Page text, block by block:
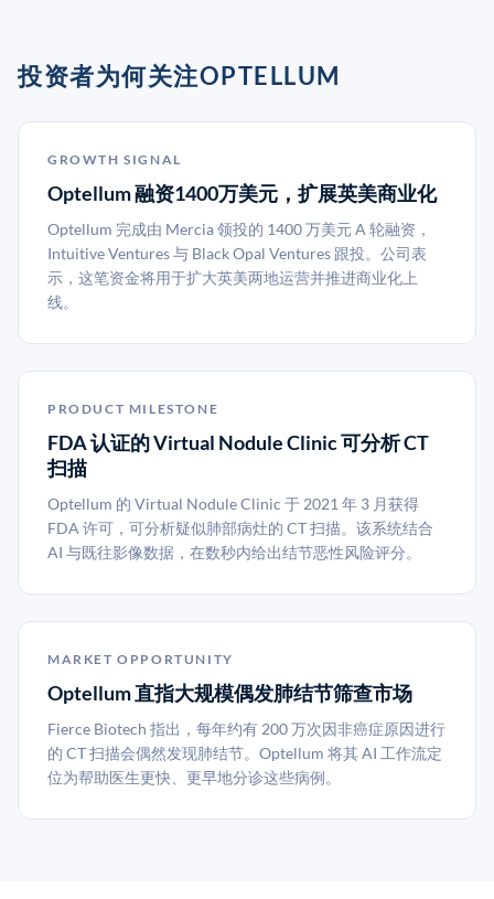
投资者为何关注OPTELLUM
GROWTH SIGNAL
Optellum 融资1400万美元，扩展英美商业化
Optellum 完成由 Mercia 领投的 1400 万美元 A 轮融资，
Intuitive Ventures 与 Black Opal Ventures 跟投。公司表
示，这笔资金将用于扩大英美两地运营并推进商业化上
线。
PRODUCT MILESTONE
FDA 认证的 Virtual Nodule Clinic 可分析 CT
扫描
Optellum 的 Virtual Nodule Clinic 于 2021 年 3 月获得
FDA 许可，可分析疑似肺部病灶的 CT 扫描。该系统结合
AI 与既往影像数据，在数秒内给出结节恶性风险评分。
MARKET OPPORTUNITY
Optellum 直指大规模偶发肺结节筛查市场
Fierce Biotech 指出，每年约有 200 万次因非癌症原因进行
的 CT 扫描会偶然发现肺结节。Optellum 将其 AI 工作流定
位为帮助医生更快、更早地分诊这些病例。